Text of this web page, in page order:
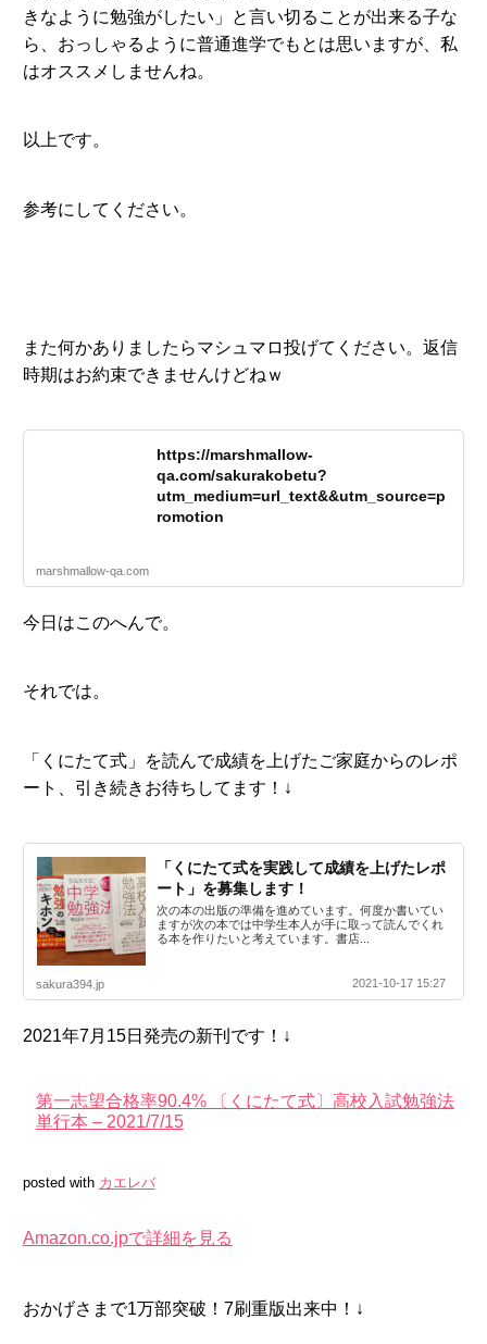
きなように勉強がしたい」と言い切ることが出来る子な
ら、おっしゃるように普通進学でもとは思いますが、私
はオススメしませんね。
以上です。
参考にしてください。
また何かありましたらマシュマロ投げてください。返信
時期はお約束できませんけどねｗ
https://marshmallow-
qa.com/sakurakobetu?
utm_medium=url_text&&utm_source=p
romotion
marshmallow-qa.com
今日はこのへんで。
それでは。
「くにたて式」を読んで成績を上げたご家庭からのレポ
ート、引き続きお待ちしてます！↓
「くにたて式を実践して成績を上げたレポ
ート」を募集します！
次の本の出版の準備を進めています。何度か書いてい
ますが次の本では中学生本人が手に取って読んでくれ
る本を作りたいと考えています。書店...
sakura394.jp 2021-10-17 15:27
2021年7月15日発売の新刊です！↓
第一志望合格率90.4% 〔くにたて式〕高校入試勉強法
単行本 – 2021/7/15
posted with カエレバ
Amazon.co.jpで詳細を見る
おかげさまで1万部突破！7刷重版出来中！↓